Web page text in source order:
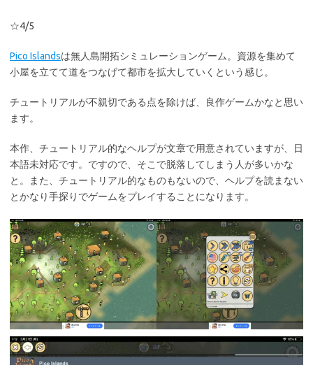
☆4/5
Pico Islandsは無人島開拓シミュレーションゲーム。資源を集めて
小屋を立てて道をつなげて都市を拡大していくという感じ。
チュートリアルが不親切である点を除けば、良作ゲームかなと思い
ます。
本作、チュートリアル的なヘルプが文章で用意されていますが、日
本語未対応です。ですので、そこで脱落してしまう人が多いかな
と。また、チュートリアル的なものもないので、ヘルプを読まない
とかなり手探りでゲームをプレイすることになります。